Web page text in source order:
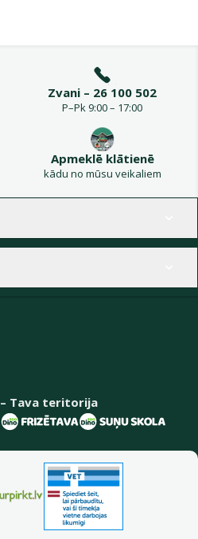
Zvani – 26 100 502
P–Pk 9:00 – 17:00
Apmeklē klātienē
kādu no mūsu veikaliem
Tava teritorija